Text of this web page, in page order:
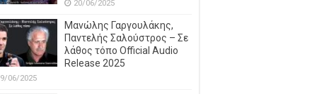
20/06/2025
Μανώλης Γαργουλάκης,
Παντελής Σαλούστρος – Σε
λάθος τόπο Official Audio
Release 2025
06/2025